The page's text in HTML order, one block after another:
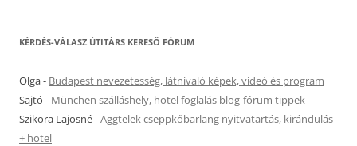
KÉRDÉS-VÁLASZ ÚTITÁRS KERESŐ FÓRUM
Olga- Budapest nevezetesség, látnivaló képek, videó és program
Sajtó - München szálláshely, hotel foglalás blog-fórum tippek
Szikora Lajosné-Aggtelek cseppkőbarlang nyitvatartás, kirándulás
+ hotel